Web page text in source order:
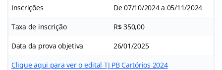
Inscrições De 07/10/2024 a 05/11/2024
Taxa de inscrição R$ 350,00
Data da prova objetiva 26/01/2025
Clique aqui para ver o edital TJ PB Cartórios 2024